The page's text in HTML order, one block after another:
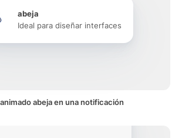
abeja
Ideal para diseñar interfaces
abeja en una notificación